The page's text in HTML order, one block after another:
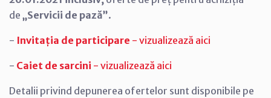
de „Servicii de pază”.
- Invitația de participare - vizualizează aici
- Caiet de sarcini - vizualizează aici
Detalii privind depunerea ofertelor sunt disponibile pe